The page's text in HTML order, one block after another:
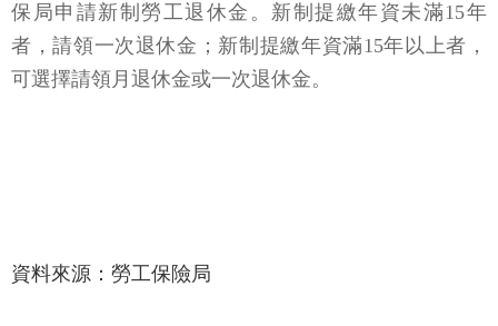
保局申請新制勞工退休金。新制提繳年資未滿15年
者，請領一次退休金；新制提繳年資滿15年以上者，
可選擇請領月退休金或一次退休金。
資料來源：勞工保險局